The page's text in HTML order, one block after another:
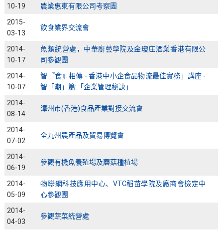
10-19
農業惠東有限公司考察團
2015-
03-13
飲食業界交流會
2014-
10-17
魚類統營處，中華廚藝學院及金瓊庄酒業香港有限公
司參觀團
2014-
10-07
智『食』相傳 - 香港中小企食品物流最佳實務」講座 -
智「潮」篇:「企業管理秘訣」
2014-
08-14
漳州市(香港)食品產業對接交流會
2014-
07-02
全九州農產品及貿易博覽會
2014-
06-19
參觀有機魚養殖場及蘑菇種植場
2014-
05-09
物聯網科技應用中心、VTC稻苗學院及廠商會檢定中
心參觀團
2014-
04-03
參觀蔬菜統營處